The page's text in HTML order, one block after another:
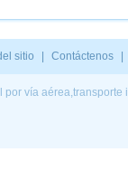
sitio Contáctenos
vía